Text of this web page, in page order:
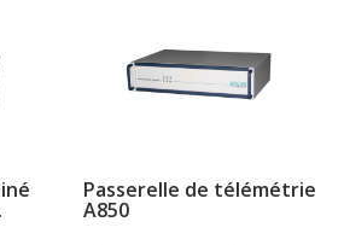
Passerelle de télémétrie
A850